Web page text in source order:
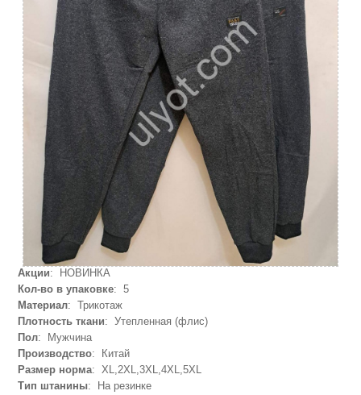
Акции: НОВИНКА
Кол-во в упаковке: 5
Материал: Трикотаж
Плотность ткани: Утепленная (флис)
Пол: Мужчина
Производство: Китай
Размер норма: XL,2XL,3XL,4XL,5XL
Тип штанины: На резинке